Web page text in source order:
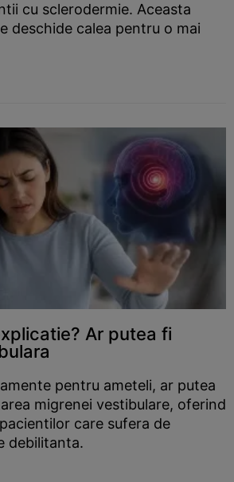
cu sclerodermie. Aceasta
deschide calea pentru o mai
Ar putea fi
pentru ameteli, ar putea
migrenei vestibulare, oferind
care sufera de
debilitanta.